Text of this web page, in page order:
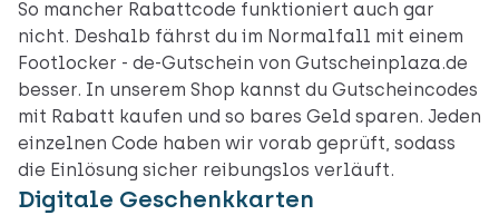
So mancher Rabattcode funktioniert auch gar
nicht. Deshalb fährst du im Normalfall mit einem
Footlocker - de-Gutschein von Gutscheinplaza.de
besser. In unserem Shop kannst du Gutscheincodes
mit Rabatt kaufen und so bares Geld sparen. Jeden
einzelnen Code haben wir vorab geprüft, sodass
die Einlösung sicher reibungslos verläuft.
Digitale Geschenkkarten